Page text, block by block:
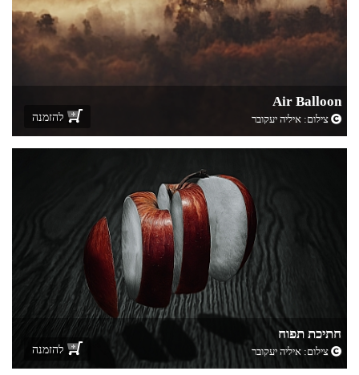
Air Balloon
צילום: איליה יעקובר להזמנה
חתיכת תפוח
צילום: איליה יעקובר להזמנה